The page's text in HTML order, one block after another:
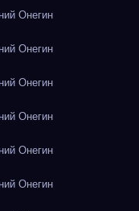
Онегин
Онегин
Онегин
Онегин
Онегин
Онегин